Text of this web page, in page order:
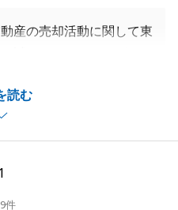
読む
産の売却活動に関して東
き、私が担当としてお手
のかなと感じておりまし
1
件